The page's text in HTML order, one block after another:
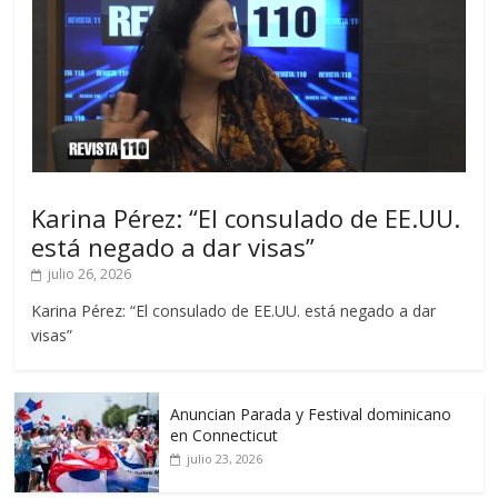
Karina Pérez: “El consulado de EE.UU.
está negado a dar visas”
julio 26, 2026
Karina Pérez: “El consulado de EE.UU. está negado a dar
visas”
Anuncian Parada y Festival dominicano
en Connecticut
julio 23, 2026